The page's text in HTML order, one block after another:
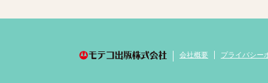
会社概要 プライバシー